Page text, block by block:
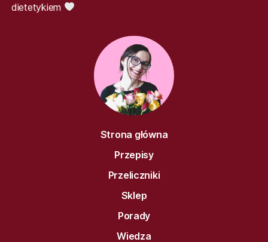
dietetykiem
Strona główna
Przepisy
Przeliczniki
Sklep
Porady
Wiedza